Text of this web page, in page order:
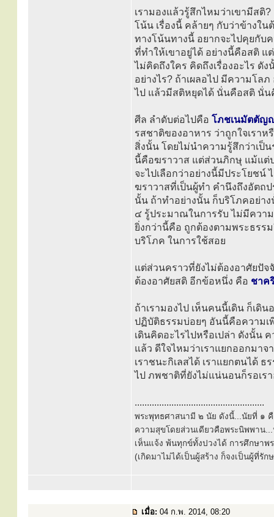
เรามองแล้วรู้สึกไหมว่าเขามีสติ
โน้น เรื่องนี้ คล้ายๆ กับว่าข้างใน
ทางโน้นทางนี้ อยากจะไปคุยกับ
ที่ทำให้เขาอยู่ได้ อย่างนี้คือสติ แ
ไม่คิดถึงใคร คิดถึงเรื่องอะไร ดั
อย่างไร? ถ้าเผลอไป มีความโล
ไป แล้วมีสติหยุดได้ นั่นคือสติ นั่น
ศีล ลำดับต่อไปคือ โภชเนมัตตัญ
รสชาติของอาหาร ว่าถูกใจเรา
สิ่งนั้น โดยไม่นำความรู้สึกว่าเป็
นี้คือฆราวาส แต่ส่วนภิกษุ แม้แต่
จะไปเลือกว่าอย่างนี้มีประโยชน์
ฆราวาสที่เป็นผู้ทำ คำนึงถึงอัตถ
นั้น ถ้าทำอย่างนั้น ก็บริโภคอย่า
๔ รู้ประมาณในการรับ ไม่มีควา
ยิ่งกว่านี้คือ ถูกต้องตามพระธรร
บริโภค ในการใช้สอย
แต่ส่วนคราวที่ยังไม่ต้องอาศัยปั
ต้องอาศัยสติ อีกข้อหนึ่ง คือ ชาค
ถ้าเรามองไป เห็นคนนี้เดิน ก็เดิ
ปฏิบัติธรรมบ่อยๆ อันนี้คือความเ
เดินคิดอะไรไปหรือเปล่า ดังนั้น
แล้ว ดีใจไหมว่าเราแยกออกมา
เราชนะกิเลสได้ เราแยกตนได้
ไป ภพชาติที่ยังไม่แน่นอนก็รอเร
.....................................................
พระพุทธศาสนามี ๒ นัย ดังนี้...นัยที่ ๑ คื
ความสุขโดยส่วนเดียวคือพระนิพพาน
เห็นแจ้ง พ้นทุกข์ทั้งปวงได้ การศึกษาพ
(เกิดมาไม่ได้เป็นผู้สร้าง ก็จงเป็นผู้ที่รั
เมื่อ: 04 ก.พ. 2014, 08:20